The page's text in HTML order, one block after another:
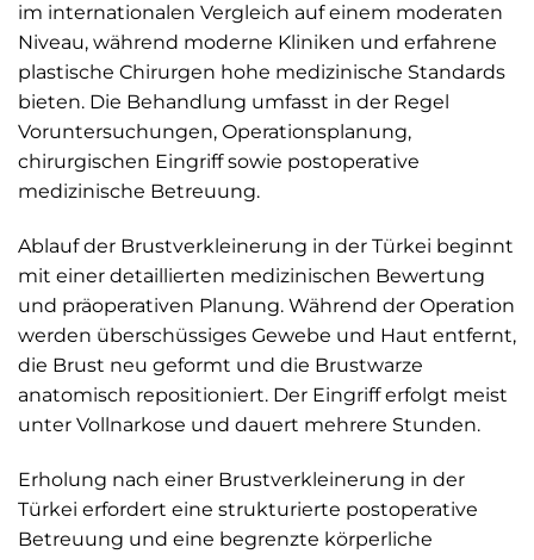
im internationalen Vergleich auf einem moderaten
Niveau, während moderne Kliniken und erfahrene
plastische Chirurgen hohe medizinische Standards
bieten. Die Behandlung umfasst in der Regel
Voruntersuchungen, Operationsplanung,
chirurgischen Eingriff sowie postoperative
medizinische Betreuung.
Ablauf der Brustverkleinerung in der Türkei beginnt
mit einer detaillierten medizinischen Bewertung
und präoperativen Planung. Während der Operation
werden überschüssiges Gewebe und Haut entfernt,
die Brust neu geformt und die Brustwarze
anatomisch repositioniert. Der Eingriff erfolgt meist
unter Vollnarkose und dauert mehrere Stunden.
Erholung nach einer Brustverkleinerung in der
Türkei erfordert eine strukturierte postoperative
Betreuung und eine begrenzte körperliche